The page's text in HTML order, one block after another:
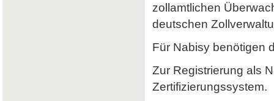
zollamtlichen
deutschen
Für Nabisy benötigen
Zur Registrierung als
Zertifizierungssystem.